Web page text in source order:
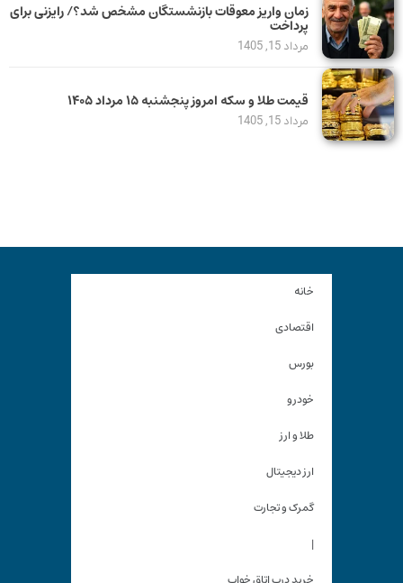
زمان واریز معوقات بازنشستگان مشخص شد؟/ رایزنی برای
پرداخت
مرداد 15, 1405
قیمت طلا و سکه امروز پنجشنبه ۱۵ مرداد ۱۴۰۵
مرداد 15, 1405
خانه
اقتصادی
بورس
خودرو
طلا و ارز
ارز دیجیتال
گمرک و تجارت
|